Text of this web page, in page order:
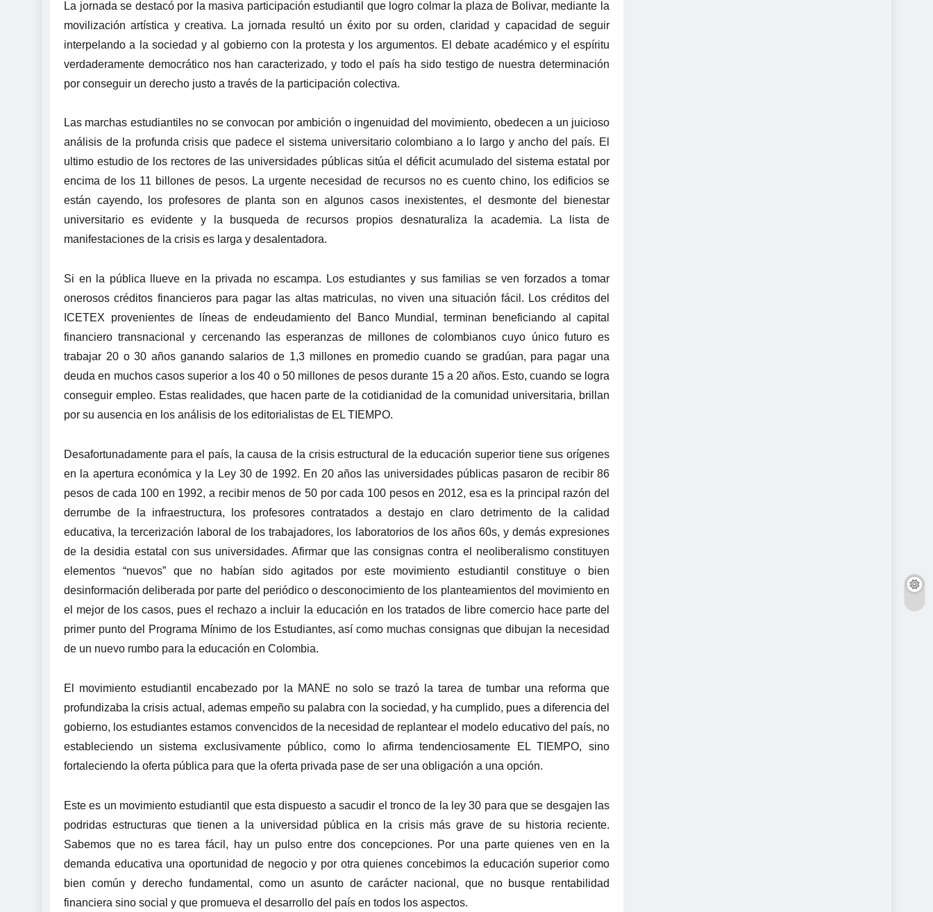
La jornada se destacó por la masiva participación estudiantil que logro colmar la plaza de Bolivar, mediante la
movilización artística y creativa. La jornada resultó un éxito por su orden, claridad y capacidad de seguir
interpelando a la sociedad y al gobierno con la protesta y los argumentos. El debate académico y el espíritu
verdaderamente democrático nos han caracterizado, y todo el país ha sido testigo de nuestra determinación
por conseguir un derecho justo a través de la participación colectiva.
Las marchas estudiantiles no se convocan por ambición o ingenuidad del movimiento, obedecen a un juicioso
análisis de la profunda crisis que padece el sistema universitario colombiano a lo largo y ancho del país. El
ultimo estudio de los rectores de las universidades públicas sitúa el déficit acumulado del sistema estatal por
encima de los 11 billones de pesos. La urgente necesidad de recursos no es cuento chino, los edificios se
están cayendo, los profesores de planta son en algunos casos inexistentes, el desmonte del bienestar
universitario es evidente y la busqueda de recursos propios desnaturaliza la academia. La lista de
manifestaciones de la crisis es larga y desalentadora.
Si en la pública llueve en la privada no escampa. Los estudiantes y sus familias se ven forzados a tomar
onerosos créditos financieros para pagar las altas matriculas, no viven una situación fácil. Los créditos del
ICETEX provenientes de líneas de endeudamiento del Banco Mundial, terminan beneficiando al capital
financiero transnacional y cercenando las esperanzas de millones de colombianos cuyo único futuro es
trabajar 20 o 30 años ganando salarios de 1,3 millones en promedio cuando se gradúan, para pagar una
deuda en muchos casos superior a los 40 o 50 millones de pesos durante 15 a 20 años. Esto, cuando se logra
conseguir empleo. Estas realidades, que hacen parte de la cotidianidad de la comunidad universitaria, brillan
por su ausencia en los análisis de los editorialistas de EL TIEMPO.
Desafortunadamente para el país, la causa de la crisis estructural de la educación superior tiene sus orígenes
en la apertura económica y la Ley 30 de 1992. En 20 años las universidades públicas pasaron de recibir 86
pesos de cada 100 en 1992, a recibir menos de 50 por cada 100 pesos en 2012, esa es la principal razón del
derrumbe de la infraestructura, los profesores contratados a destajo en claro detrimento de la calidad
educativa, la tercerización laboral de los trabajadores, los laboratorios de los años 60s, y demás expresiones
de la desidia estatal con sus universidades. Afirmar que las consignas contra el neoliberalismo constituyen
elementos “nuevos” que no habían sido agitados por este movimiento estudiantil constituye o bien
desinformación deliberada por parte del periódico o desconocimiento de los planteamientos del movimiento en
el mejor de los casos, pues el rechazo a incluir la educación en los tratados de libre comercio hace parte del
primer punto del Programa Mínimo de los Estudiantes, así como muchas consignas que dibujan la necesidad
de un nuevo rumbo para la educación en Colombia.
El movimiento estudiantil encabezado por la MANE no solo se trazó la tarea de tumbar una reforma que
profundizaba la crisis actual, ademas empeño su palabra con la sociedad, y ha cumplido, pues a diferencia del
gobierno, los estudiantes estamos convencidos de la necesidad de replantear el modelo educativo del país, no
estableciendo un sistema exclusivamente público, como lo afirma tendenciosamente EL TIEMPO, sino
fortaleciendo la oferta pública para que la oferta privada pase de ser una obligación a una opción.
Este es un movimiento estudiantil que esta dispuesto a sacudir el tronco de la ley 30 para que se desgajen las
podridas estructuras que tienen a la universidad pública en la crisis más grave de su historia reciente.
Sabemos que no es tarea fácil, hay un pulso entre dos concepciones. Por una parte quienes ven en la
demanda educativa una oportunidad de negocio y por otra quienes concebimos la educación superior como
bien común y derecho fundamental, como un asunto de carácter nacional, que no busque rentabilidad
financiera sino social y que promueva el desarrollo del país en todos los aspectos.